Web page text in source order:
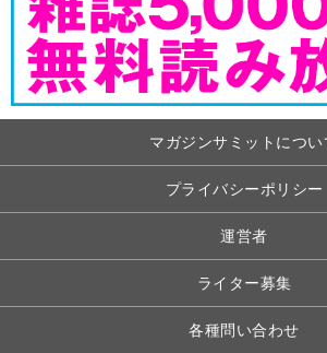
マガジンサミットについ
プライバシーポリシー
運営者
ライター募集
各種問い合わせ